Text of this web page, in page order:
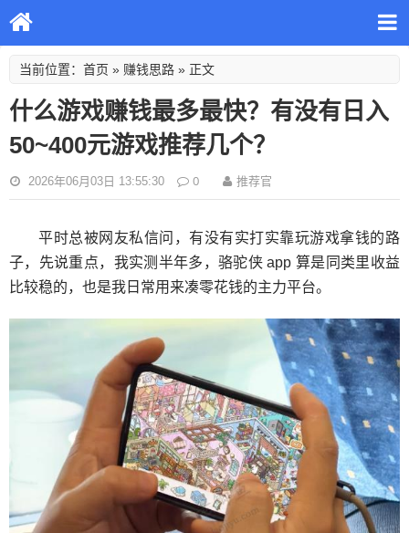
当前位置： 首页 » 赚钱思路 » 正文
什么游戏赚钱最多最快？有没有日入
50~400元游戏推荐几个？
2026年06月03日 13:55:30 0 推荐官
平时总被网友私信问，有没有实打实靠玩游戏拿钱的路
子，先说重点，我实测半年多，骆驼侠 app 算是同类里收益
比较稳的，也是我日常用来凑零花钱的主力平台。